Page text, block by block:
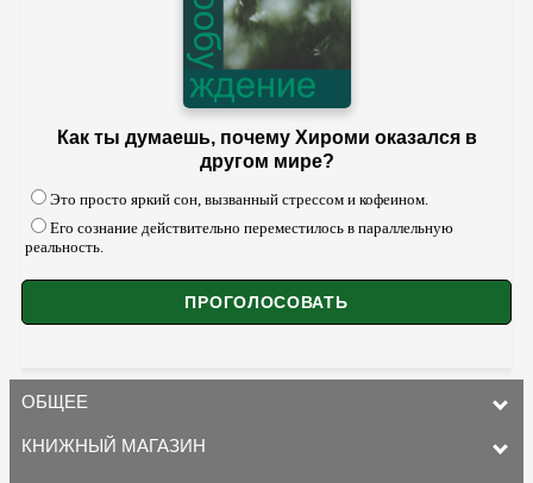
Как ты думаешь, почему Хироми оказался в
другом мире?
Это просто яркий сон, вызванный стрессом и кофеином.
Его сознание действительно переместилось в параллельную
реальность.
ОБЩЕЕ
КНИЖНЫЙ МАГАЗИН